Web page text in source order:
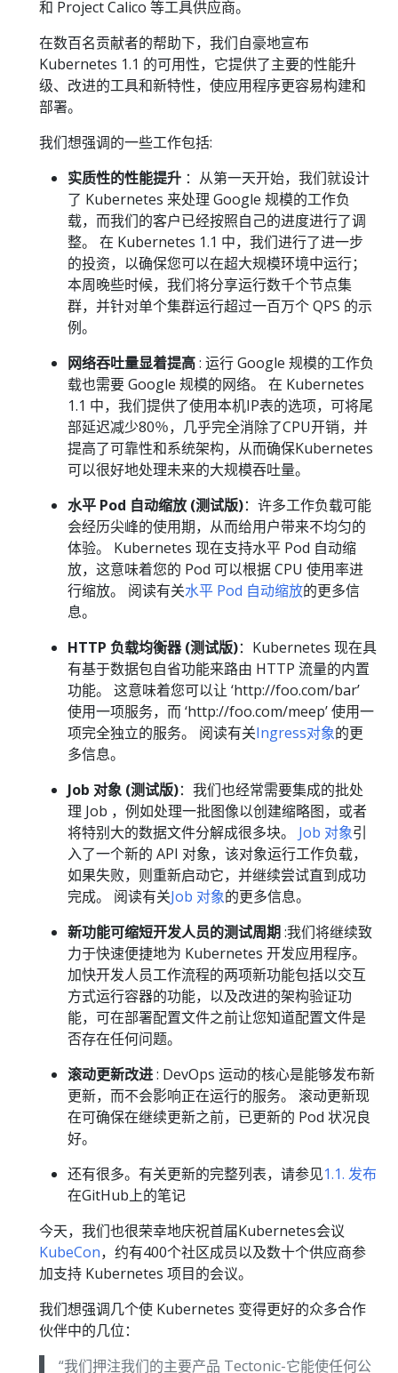
和 Project Calico 等工具供应商。
在数百名贡献者的帮助下，我们自豪地宣布
Kubernetes 1.1 的可用性，它提供了主要的性能升
级、改进的工具和新特性，使应用程序更容易构建和
部署。
我们想强调的一些工作包括:
实质性的性能提升 ：从第一天开始，我们就设计
了 Kubernetes 来处理 Google 规模的工作负
载，而我们的客户已经按照自己的进度进行了调
整。 在 Kubernetes 1.1 中，我们进行了进一步
的投资，以确保您可以在超大规模环境中运行；
本周晚些时候，我们将分享运行数千个节点集
群，并针对单个集群运行超过一百万个 QPS 的示
例。
网络吞吐量显着提高: 运行 Google 规模的工作负
载也需要 Google 规模的网络。 在 Kubernetes
1.1 中，我们提供了使用本机IP表的选项，可将尾
部延迟减少80％，几乎完全消除了CPU开销，并
提高了可靠性和系统架构，从而确保Kubernetes
可以很好地处理未来的大规模吞吐量。
水平 Pod 自动缩放 (测试版)：许多工作负载可能
会经历尖峰的使用期，从而给用户带来不均匀的
体验。 Kubernetes 现在支持水平 Pod 自动缩
放，这意味着您的 Pod 可以根据 CPU 使用率进
行缩放。 阅读有关水平 Pod 自动缩放的更多信
息。
HTTP 负载均衡器 (测试版)：Kubernetes 现在具
有基于数据包自省功能来路由 HTTP 流量的内置
功能。 这意味着您可以让 ‘http://foo.com/bar’
使用一项服务，而 ‘http://foo.com/meep’ 使用一
项完全独立的服务。 阅读有关Ingress对象的更
多信息。
Job 对象 (测试版)：我们也经常需要集成的批处
理 Job ，例如处理一批图像以创建缩略图，或者
将特别大的数据文件分解成很多块。 Job 对象引
入了一个新的 API 对象，该对象运行工作负载，
如果失败，则重新启动它，并继续尝试直到成功
完成。 阅读有关Job 对象的更多信息。
新功能可缩短开发人员的测试周期:我们将继续致
力于快速便捷地为 Kubernetes 开发应用程序。
加快开发人员工作流程的两项新功能包括以交互
方式运行容器的功能，以及改进的架构验证功
能，可在部署配置文件之前让您知道配置文件是
否存在任何问题。
滚动更新改进: DevOps 运动的核心是能够发布新
更新，而不会影响正在运行的服务。 滚动更新现
在可确保在继续更新之前，已更新的 Pod 状况良
好。
还有很多。有关更新的完整列表，请参见1.1. 发布
在GitHub上的笔记
今天，我们也很荣幸地庆祝首届Kubernetes会议
KubeCon，约有400个社区成员以及数十个供应商参
加支持 Kubernetes 项目的会议。
我们想强调几个使 Kubernetes 变得更好的众多合作
伙伴中的几位：
“我们押注我们的主要产品 Tectonic-它能使任何公